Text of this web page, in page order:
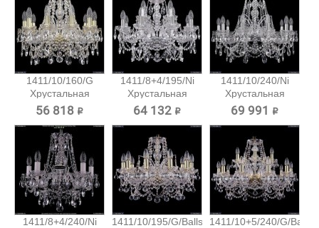
1411/10/160/G
Хрустальная
подвесная...
56 818 ₽
1411/8+4/195/Ni
Хрустальная
подвесная...
64 132 ₽
1411/10/240/Ni
Хрустальная
подвесная...
69 991 ₽
1411/8+4/240/Ni
1411/10/195/G/Balls
1411/10+5/240/G/Balls